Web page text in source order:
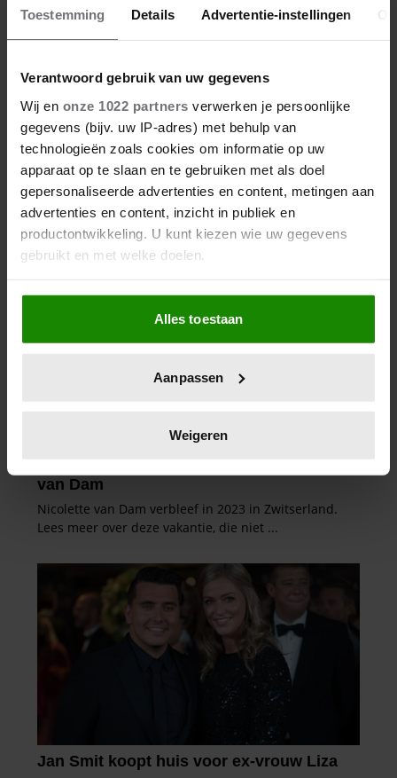
Toestemming Details Advertentie-instellingen
Verantwoord gebruik van uw gegevens
Wij en onze 1022 partners verwerken je persoonlijke
gegevens (bijv. uw IP-adres) met behulp van
technologieën zoals cookies om informatie op uw
apparaat op te slaan en te gebruiken met als doel
gepersonaliseerde advertenties en content, metingen aan
advertenties en content, inzicht in publiek en
productontwikkeling. U kunt kiezen wie uw gegevens
gebruikt en met welke doelen.
Als u het toestaat, willen we ook graag:
Informatie verzamelen over uw geografische
locatie, die tot een paar meter nauwkeurig kan zijn
scannen op specifieke eigenschappen (fingerprinting)
verwerkt en stel uw voorkeuren in het
intrekken in de Cookieverklaring.
We gebruiken cookies om content en advertenties te
personaliseren, om functies voor social media te bieden
informatie over uw gebruik van onze site met onze
partners voor social media, adverteren en analyse. Deze
partners kunnen deze gegevens combineren met andere
informatie die u aan ze heeft verstrekt of die ze hebben
verzameld op basis van uw gebruik van hun services. U
gaat akkoord met onze cookies als u onze website blijft
Alles toestaan
Aanpassen
Weigeren
02/01/2026
RAAD DE BN’ER: WIE STAAT ER OP
DEZE JEUGDFOTO?